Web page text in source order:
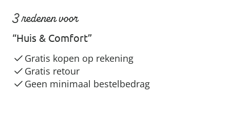
3 redenen voor
“Huis & Comfort”
Gratis kopen op rekening
Gratis retour
Geen minimaal bestelbedrag